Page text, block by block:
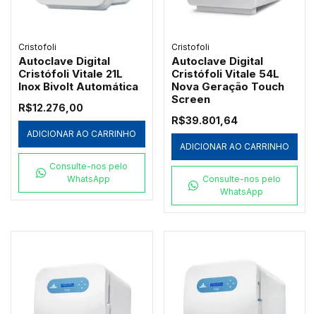
Cristofoli
Autoclave Digital
Cristófoli Vitale 21L
Inox Bivolt Automática
R$12.276,00
ADICIONAR AO CARRINHO
Consulte-nos pelo
WhatsApp
Cristofoli
Autoclave Digital
Cristófoli Vitale 54L
Nova Geração Touch
Screen
R$39.801,64
ADICIONAR AO CARRINHO
Consulte-nos pelo
WhatsApp